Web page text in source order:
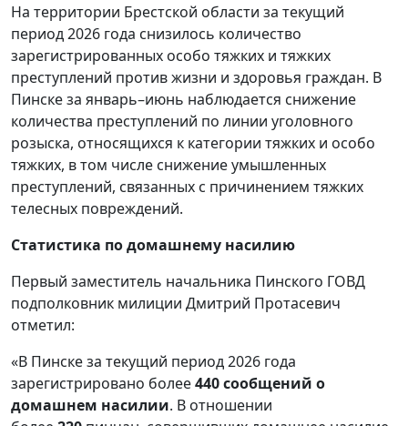
На территории Брестской области за текущий
период 2026 года снизилось количество
зарегистрированных особо тяжких и тяжких
преступлений против жизни и здоровья граждан. В
Пинске за январь–июнь наблюдается снижение
количества преступлений по линии уголовного
розыска, относящихся к категории тяжких и особо
тяжких, в том числе снижение умышленных
преступлений, связанных с причинением тяжких
телесных повреждений.
Статистика по домашнему насилию
Первый заместитель начальника Пинского ГОВД
подполковник милиции Дмитрий Протасевич
отметил:
«В Пинске за текущий период 2026 года
зарегистрировано более440 сообщений о
домашнем насилии. В отношении